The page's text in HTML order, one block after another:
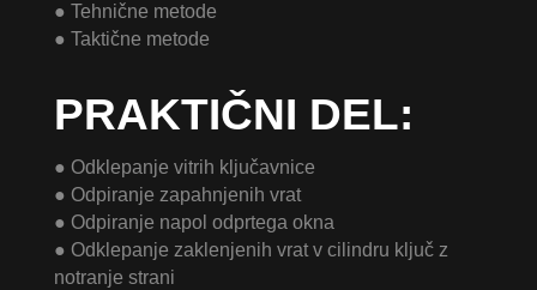
● Tehnične metode
● Taktične metode
PRAKTIČNI DEL:
● Odklepanje vitrih ključavnice
● Odpiranje zapahnjenih vrat
● Odpiranje napol odprtega okna
● Odklepanje zaklenjenih vrat v cilindru ključ z
notranje strani